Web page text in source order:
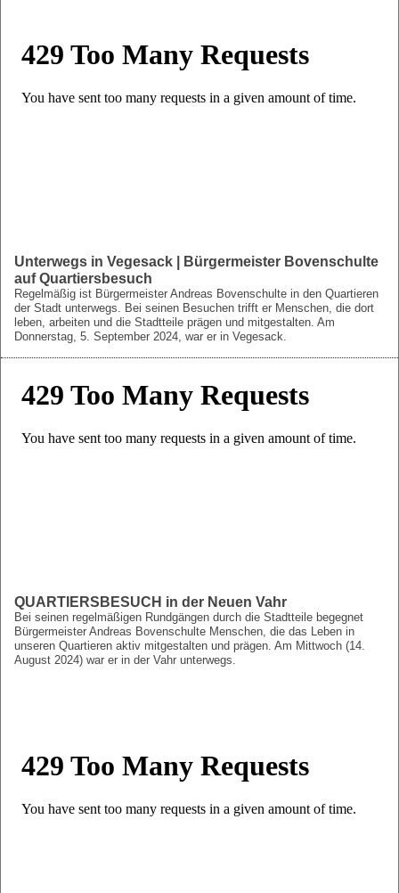
Unterwegs in Vegesack | Bürgermeister Bovenschulte
auf Quartiersbesuch
Regelmäßig ist Bürgermeister Andreas Bovenschulte in den Quartieren
der Stadt unterwegs. Bei seinen Besuchen trifft er Menschen, die dort
leben, arbeiten und die Stadtteile prägen und mitgestalten. Am
Donnerstag, 5. September 2024, war er in Vegesack.
QUARTIERSBESUCH in der Neuen Vahr
Bei seinen regelmäßigen Rundgängen durch die Stadtteile begegnet
Bürgermeister Andreas Bovenschulte Menschen, die das Leben in
unseren Quartieren aktiv mitgestalten und prägen. Am Mittwoch (14.
August 2024) war er in der Vahr unterwegs.